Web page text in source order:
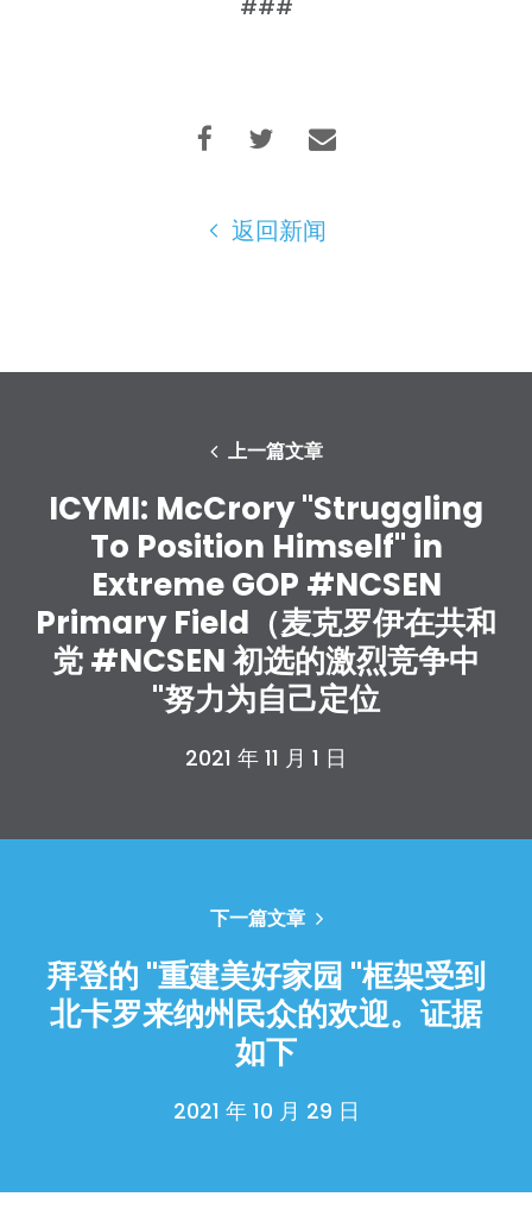
首页
Shop
与我们合作
行动
Vote
捐赠
###
返回新闻
上一篇文章
ICYMI: McCrory "Struggling
To Position Himself" in
Extreme GOP #NCSEN
Primary Field（麦克罗伊在共和
党 #NCSEN 初选的激烈竞争中
"努力为自己定位
2021 年 11 月 1 日
下一篇文章
拜登的 "重建美好家园 "框架受到
北卡罗来纳州民众的欢迎。证据
如下
2021 年 10 月 29 日